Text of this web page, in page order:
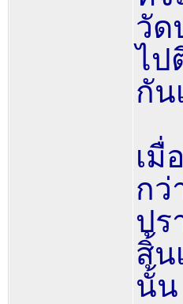
วัด
ไป
กัน
เมื่
กว่
ปร
สิ้น
นั้น